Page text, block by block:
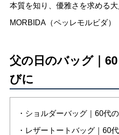
本質を知り、優雅さを求める
MORBIDA（ペッレモルビダ）
父の日のバッグ｜
びに
・ショルダーバッグ｜60代
・レザートートバッグ｜60